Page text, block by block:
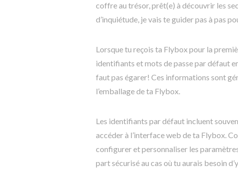
coffre au trésor, prêt(e) à découvrir les
d’inquiétude, je vais te guider pas à pas
Lorsque tu reçois ta Flybox pour la
identifiants et mots de passe par défaut
faut pas égarer! Ces informations sont
l’emballage de ta Flybox.
Les identifiants par défaut incluent
accéder à l’interface web de ta Flybox.
configurer et personnaliser les
part sécurisé au cas où tu aurais besoin